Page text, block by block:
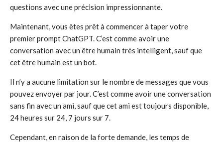
questions avec une précision impressionnante.
Maintenant, vous êtes prêt à commencer à taper votre
premier prompt ChatGPT. C’est comme avoir une
conversation avec un être humain très intelligent, sauf que
cet être humain est un bot.
Il n’y a aucune limitation sur le nombre de messages que vous
pouvez envoyer par jour. C’est comme avoir une conversation
sans fin avec un ami, sauf que cet ami est toujours disponible,
24 heures sur 24, 7 jours sur 7.
Cependant, en raison de la forte demande, les temps de